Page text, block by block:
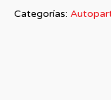
Categorías: